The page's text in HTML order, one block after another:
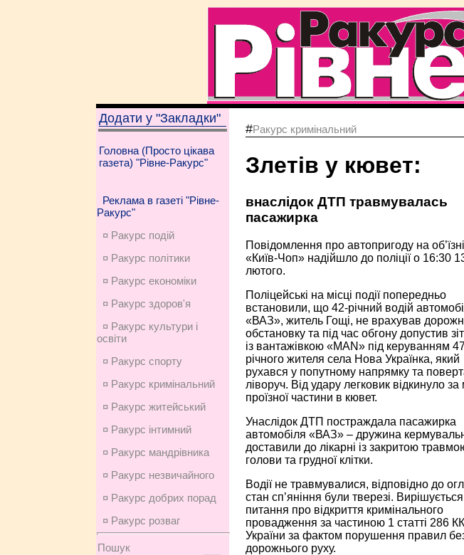
Додати у "Закладки"
Головна (Просто цікава
газета) "Рівне-Ракурс"
Реклама в газеті "Рівне-
Ракурс"
¤ Ракурс подій
¤ Ракурс політики
¤ Ракурс економiки
¤ Ракурс здоров'я
¤ Ракурс культури і
освіти
¤ Ракурс спорту
¤ Ракурс кримінальний
¤ Ракурс житейський
¤ Ракурс інтимний
¤ Ракурс мандрівника
¤ Ракурс незвичайного
¤ Ракурс добрих порад
¤ Ракурс розваг
Пошук
#Ракурс кримінальний
Злетів у кювет:
внаслідок ДТП травмувалась
пасажирка
Повідомлення про автопригоду на
«Київ-Чоп» надійшло до поліції о 16:30
лютого.
Поліцейські на місці події попередньо
встановили, що 42-річний водій
«ВАЗ», житель Гощі, не врахував
обстановку та під час обгону допустив
із вантажівкою «MAN» під керуванням
річного жителя села Нова Українка, який
рухався у попутному напрямку та
ліворуч. Від удару легковик відкинуло за
проїзної частини в кювет.
Унаслідок ДТП постраждала пасажирка
автомобіля «ВАЗ» – дружина
доставили до лікарні із закритою
голови та грудної клітки.
Водії не травмувалися, відповідно до
стан сп’яніння були тверезі. Вирішується
питання про відкриття кримінального
провадження за частиною 1 статті 286 КК
України за фактом порушення правил
дорожнього руху.